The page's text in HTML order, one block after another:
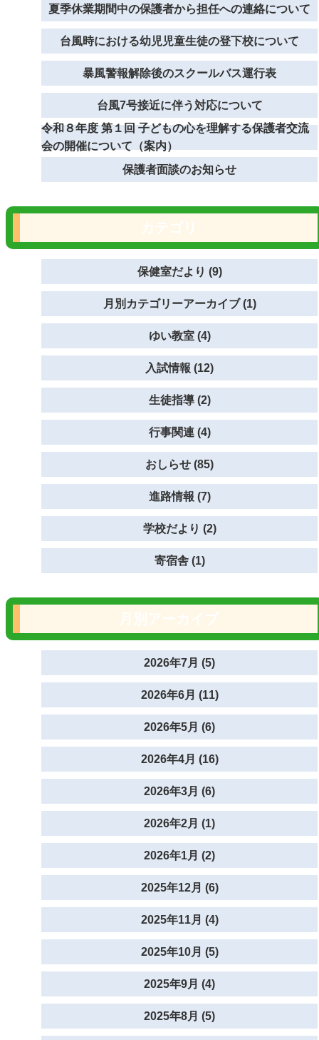
夏季休業期間中の保護者から担任への連絡について
台風時における幼児児童生徒の登下校について
暴風警報解除後のスクールバス運行表
台風7号接近に伴う対応について
令和８年度 第１回 子どもの心を理解する保護者交流
会の開催について（案内）
保護者面談のお知らせ
保健室だより (9)
月別カテゴリーアーカイブ (1)
ゆい教室 (4)
入試情報 (12)
生徒指導 (2)
行事関連 (4)
おしらせ (85)
進路情報 (7)
学校だより (2)
寄宿舎 (1)
2026年7月 (5)
2026年6月 (11)
2026年5月 (6)
2026年4月 (16)
2026年3月 (6)
2026年2月 (1)
2026年1月 (2)
2025年12月 (6)
2025年11月 (4)
2025年10月 (5)
2025年9月 (4)
2025年8月 (5)